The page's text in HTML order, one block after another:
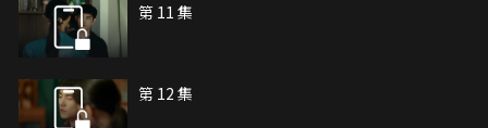
第 11 集
第 12 集